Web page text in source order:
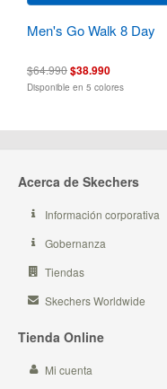
Men's Go Walk 8 Day
$64.990$38.990
Disponible en 5 colores
Acerca de Skechers
Información corporativa
Gobernanza
Tiendas
Skechers Worldwide
Tienda Online
Mi cuenta